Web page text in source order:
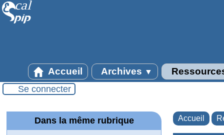
Accueil Archives ▼
Se connecter
Accueil
Dans la même rubrique